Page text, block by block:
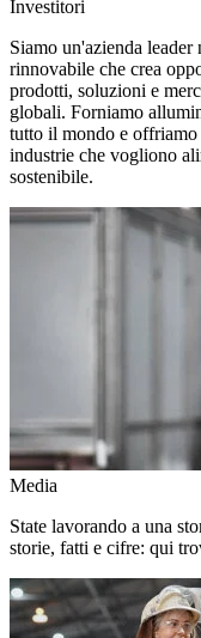
Investitori
Siamo un'azienda
rinnovabile che crea
prodotti, soluzioni e
globali. Forniamo
tutto il mondo e
industrie che vogliono
sostenibile.
Media
State lavorando a una
storie, fatti e cifre: qui